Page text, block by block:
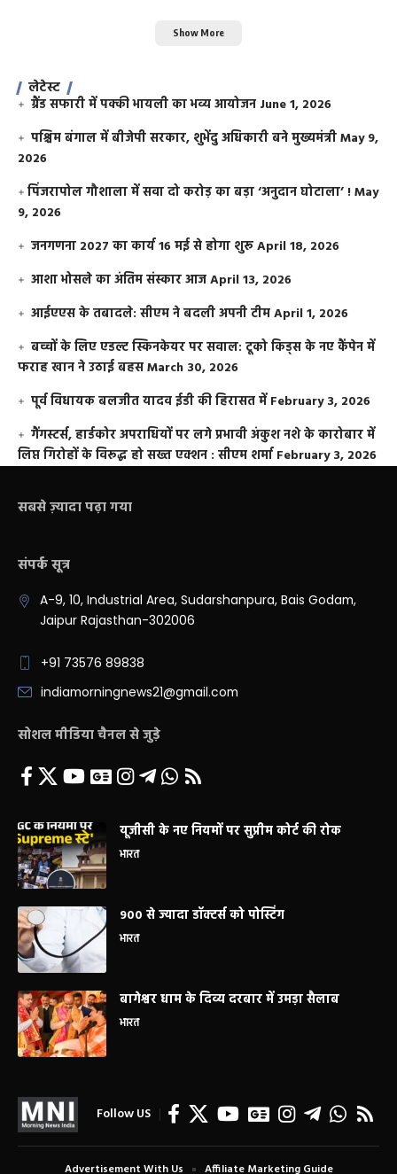
Show More
लेटेस्ट
ग्रैंड सफारी में पक्की भायली का भव्य आयोजन June 1, 2026
पश्चिम बंगाल में बीजेपी सरकार, शुभेंदु अधिकारी बने मुख्यमंत्रीMay 9,
2026
​पिंजरापोल गौशाला में सवा दो करोड़ का बड़ा ‘अनुदान घोटाला’ !May
9, 2026
जनगणना 2027 का कार्य 16 मई से होगा शुरूApril 18, 2026
आशा भोसले का अंतिम संस्कार आजApril 13, 2026
आईएएस के तबादले: सीएम ने बदली अपनी टीमApril 1, 2026
बच्चों के लिए एडल्ट स्किनकेयर पर सवाल: टूको किड्स के नए कैंपेन में
फराह खान ने उठाई बहसMarch 30, 2026
पूर्व विधायक बलजीत यादव ईडी की हिरासत में February 3, 2026
गैंगस्टर्स, हार्डकोर अपराधियों पर लगे प्रभावी अंकुश नशे के कारोबार में
लिप्त गिरोहों के विरूद्ध हो सख्त एक्शन : सीएम शर्मा February 3, 2026
सबसे ज़्यादा पढ़ा गया
संपर्क सूत्र
A-9, 10, Industrial Area, Sudarshanpura, Bais Godam,
Jaipur Rajasthan-302006
+91 73576 89838
indiamorningnews21@gmail.com
सोशल मीडिया चैनल से जुड़े
यूजीसी के नए नियमों पर सुप्रीम कोर्ट की रोक
भारत
900 से ज्यादा डॉक्टर्स को पोस्टिंग
भारत
बागेश्वर धाम के दिव्य दरबार में उमड़ा सैलाब
भारत
Follow US
Advertisement With Us Affiliate Marketing Guide